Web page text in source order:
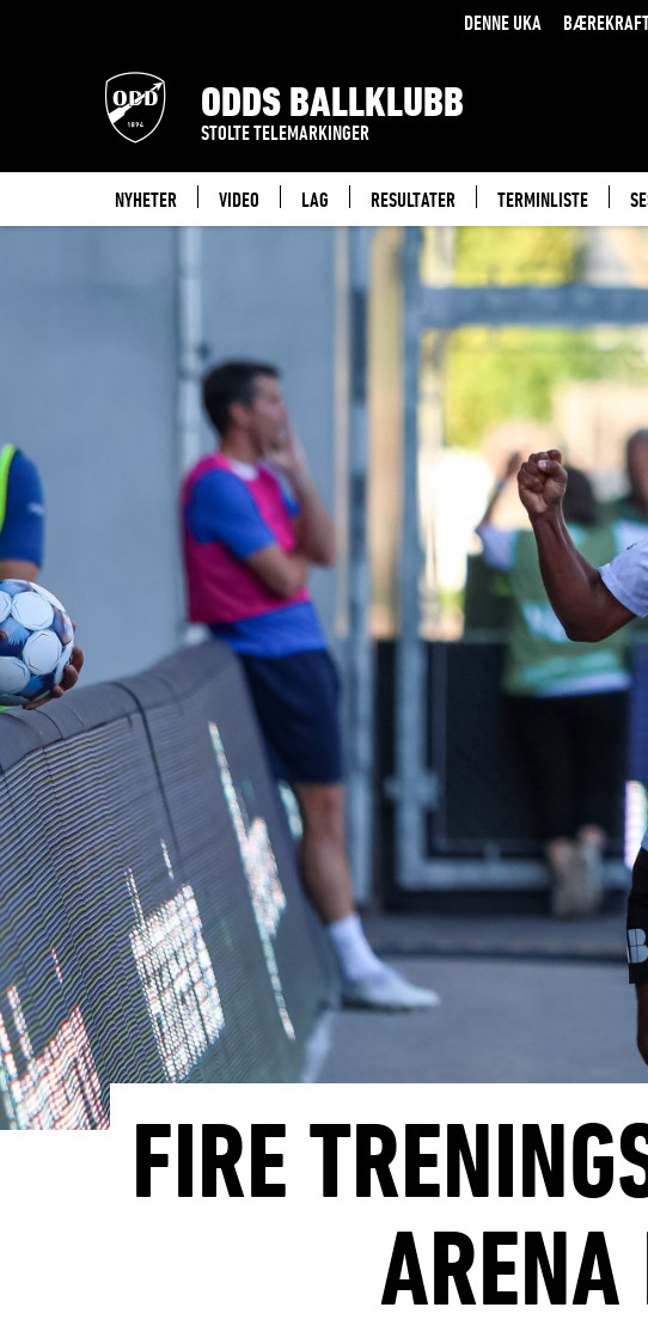
DENNE UKA
ODDS BALLKLUBB
STOLTE TELEMARKINGER
NYHETER VIDEO LAG RESULTATER TERMINLISTE
FIRE